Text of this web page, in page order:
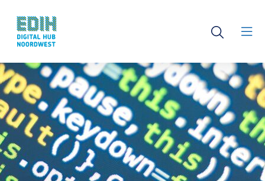
Logo
Digital
Hub
Noordwest
Open